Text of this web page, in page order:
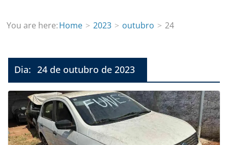
You are here:Home 2023 outubro 24
Dia: 24 de outubro de 2023